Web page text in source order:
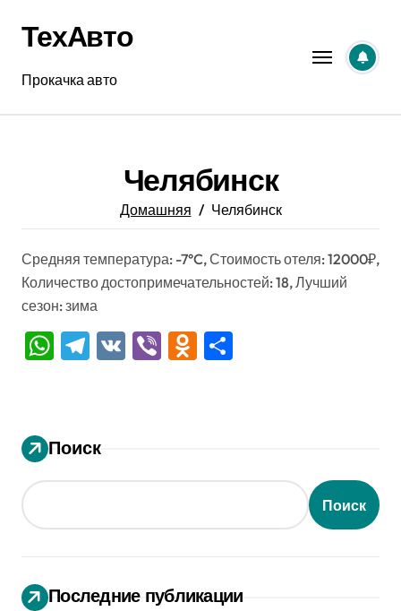
содержанию
ТехАвто
Прокачка авто
Челябинск
Домашняя Челябинск
Средняя температура: -7°C, Стоимость отеля: 12000₽,
Количество достопримечательностей: 18, Лучший
сезон: зима
WhatsApp
Telegram
VK ViberOdnoklassniki
Поиск
Поиск
Последние публикации